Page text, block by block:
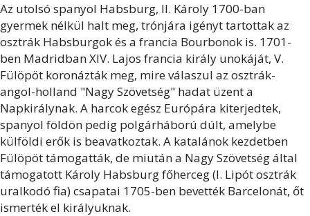
Az utolsó spanyol Habsburg, II. Károly 1700-ban
gyermek nélkül halt meg, trónjára igényt tartottak az
osztrák Habsburgok és a francia Bourbonok is. 1701-
ben Madridban XIV. Lajos francia király unokáját, V.
Fülöpöt koronázták meg, mire válaszul az osztrák-
angol-holland "Nagy Szövetség" hadat üzent a
Napkirálynak. A harcok egész Európára kiterjedtek,
spanyol földön pedig polgárháború dúlt, amelybe
külföldi erők is beavatkoztak. A katalánok kezdetben
Fülöpöt támogatták, de miután a Nagy Szövetség által
támogatott Károly Habsburg főherceg (I. Lipót osztrák
uralkodó fia) csapatai 1705-ben bevették Barcelonát, őt
ismerték el királyuknak.